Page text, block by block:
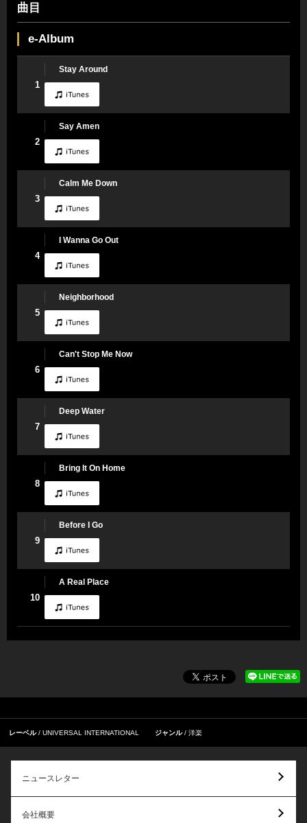
曲目
e-Album
1
Stay Around
2
Say Amen
3
Calm Me Down
4
I Wanna Go Out
5
Neighborhood
6
Can't Stop Me Now
7
Deep Water
8
Bring It On Home
9
Before I Go
10
A Real Place
レーベル UNIVERSAL INTERNATIONAL ジャンル 洋楽
ニュースレター
会社概要